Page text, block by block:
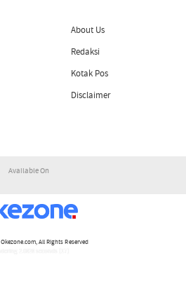
About Us
Redaksi
Kotak Pos
Disclaimer
Available On
Okezone.com, All Rights Reserved